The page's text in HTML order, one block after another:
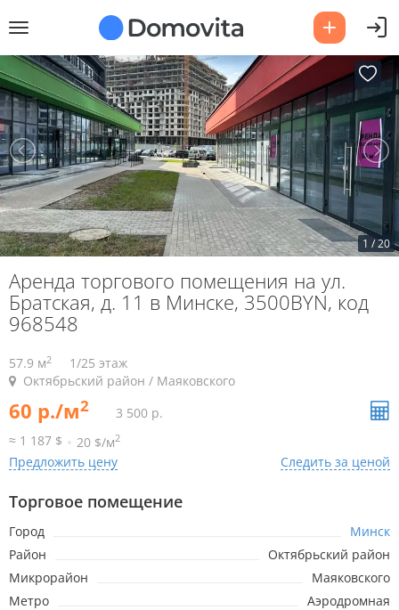
1 /20
Аренда торгового помещения на ул.
Братская, д. 11 в Минске, 3500BYN, код
968548
57.9 м2
1/25 этаж
Октябрьский район / Маяковского
60 р./м2
3 500 р.
≈ 1 187 $
20 $/м2
Предложить цену Следить за ценой
Торговое помещение
Город
Минск
Район
Октябрьский район
Микрорайон
Маяковского
Метро
Аэродромная